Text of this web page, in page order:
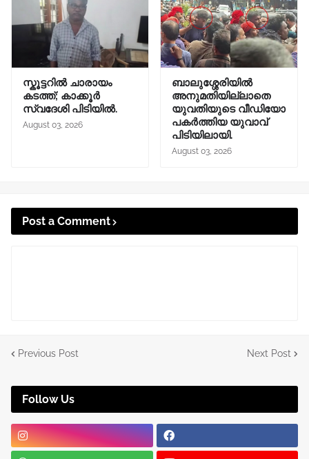
സ്കൂട്ടറിൽ ചാരായം
കടത്ത്; കാക്കൂർ
സ്വദേശി പിടിയിൽ.
August 03, 2026
ബാലുശ്ശേരിയിൽ
അനുമതിയില്ലാതെ
യുവതിയുടെ വീഡിയോ
പകർത്തിയ യുവാവ്
പിടിയിലായി.
August 03, 2026
Post a Comment
Previous Post Next Post
Follow Us